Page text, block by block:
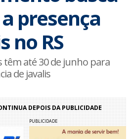
presença
no RS
até 30 de junho para
de javalis
DEPOIS DA PUBLICIDADE
PUBLICIDADE